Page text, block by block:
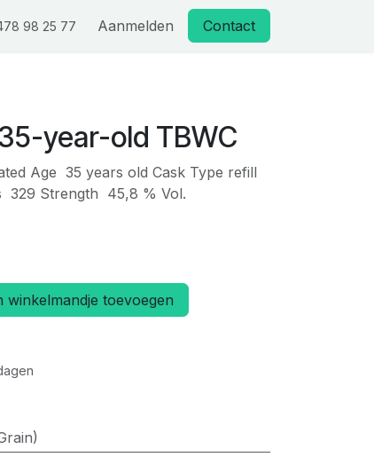
98 25 77 Aanmelden Contact
year-old TBWC
Age 35 years old Cask Type refill
329 Strength 45,8 % Vol.
winkelmandje toevoegen